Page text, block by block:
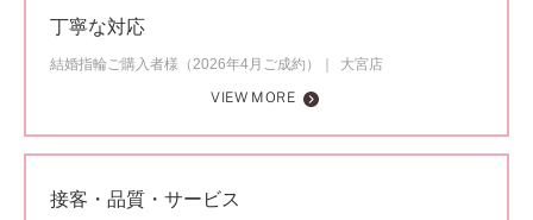
丁寧な対応
結婚指輪ご購入者様（2026年4月ご成約）
大宮店
VIEW MORE
接客・品質・サービス